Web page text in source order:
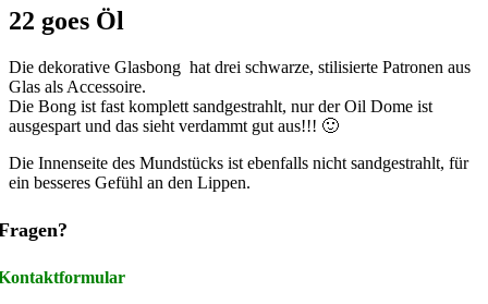
22 goes Öl
Die dekorative Glasbong hat drei schwarze, stilisierte Patronen aus
Glas als Accessoire.
Die Bong ist fast komplett sandgestrahlt, nur der Oil Dome ist
ausgespart und das sieht verdammt gut aus!!! 🙂
Die Innenseite des Mundstücks ist ebenfalls nicht sandgestrahlt, für
ein besseres Gefühl an den Lippen.